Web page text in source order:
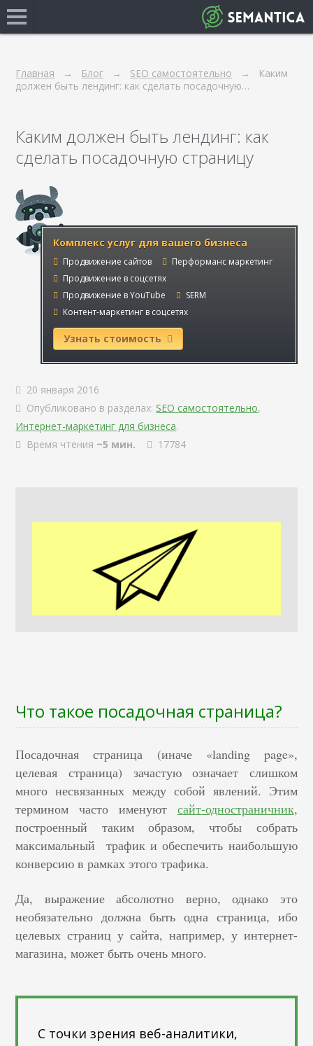
Главная Блог SEO самостоятельно
Каким
должен быть лендинг: как сделать посадочную…
Каким должен быть лендинг: как
сделать посадочную страницу
Комплекс услуг для вашего бизнеса
Продвижение сайтов
Перформанс маркетинг
Продвижение в соцсетях
Продвижение в YouTube
SERM
Контент-маркетинг в соцсетях
Узнать стоимость
20 января 2016
Опубликовано в разделах: SEO самостоятельно,
Интернет-маркетинг для бизнеса.
Время чтения ~5 мин. 17784
Что такое посадочная страница?
Посадочная страница (иначе «landing page»,
целевая страница) зачастую означает слишком
много несвязанных между собой явлений. Этим
термином часто именуют сайт-одностраничник,
построенный таким образом, чтобы собрать
максимальный трафик и обеспечить наибольшую
конверсию в рамках этого трафика.
Да, выражение абсолютно верно, однако это
необязательно должна быть одна страница, ибо
целевых страниц у сайта, например, у интернет-
магазина, может быть очень много.
С точки зрения веб-аналитики,